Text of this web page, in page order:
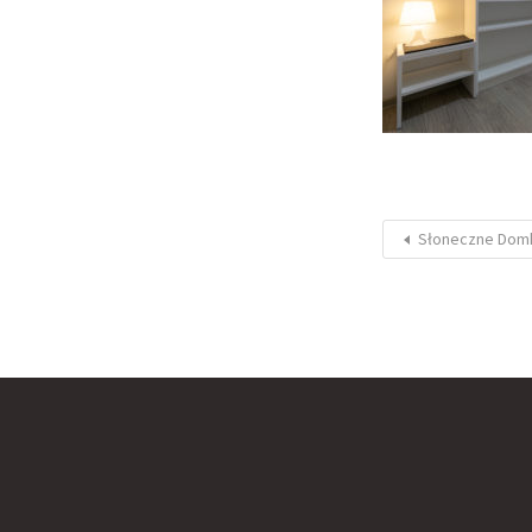
Słoneczne